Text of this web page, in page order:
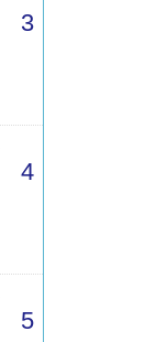
3
4
5